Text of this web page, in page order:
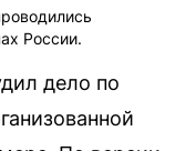
России.
дело по